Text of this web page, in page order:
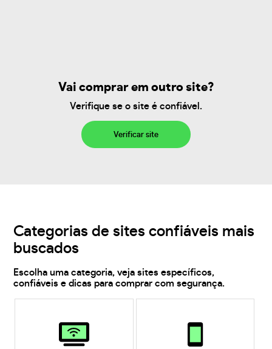
Vai comprar em outro site?
Verifique se o site é confiável.
Verificar site
Categorias de sites confiáveis mais
buscados
Escolha uma categoria, veja sites específicos,
confiáveis e dicas para comprar com segurança.